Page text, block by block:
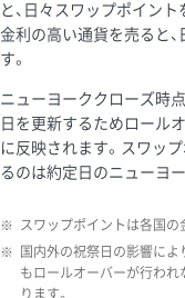
と、日々スワップポイン
金利の高い通貨を売ると
す。
ニューヨーククローズ時
日を更新するためロール
に反映されます。スワッ
るのは約定日のニューヨ
※ スワップポイントは各国の
※
国内外の祝祭日の影響によ
もロールオーバーが行われ